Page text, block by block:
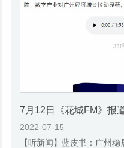
2022-07-15
【听新闻】蓝皮书：广州